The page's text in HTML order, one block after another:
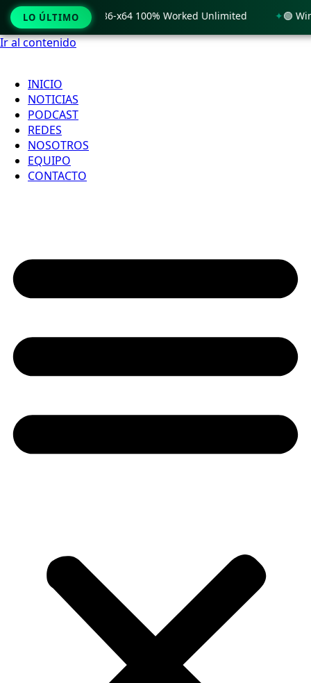
Ir al contenido
INICIO
NOTICIAS
PODCAST
REDES
NOSOTROS
EQUIPO
CONTACTO
LO ÚLTIMO
11 x86-x64 100% Worked Unlimited 🟢 WinRAR